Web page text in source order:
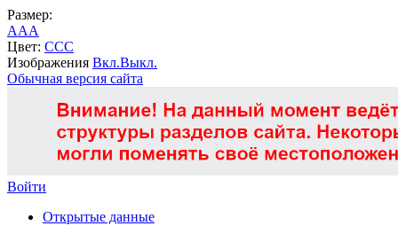
Размер:
AAA
Цвет: CCC
Изображения Вкл.Выкл.
Обычная версия сайта
Войти
Открытые данные